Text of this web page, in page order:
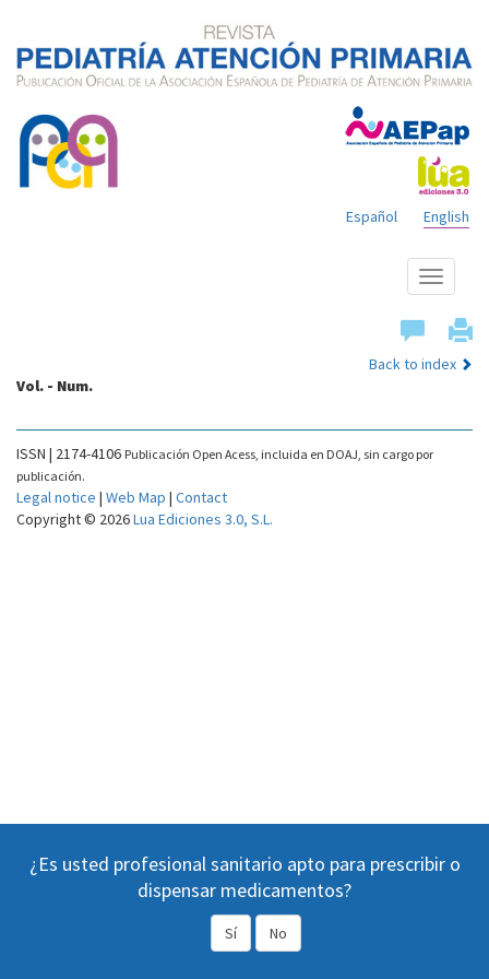
English
Español
Show
menu
Back to index
Vol. - Num.
¿Es usted profesional sanitario apto para prescribir o
dispensar medicamentos?
Sí No
ISSN | 2174-4106 Publicación Open Acess, incluida en DOAJ, sin cargo por
publicación.
Legal notice | Web Map | Contact
Copyright © 2026Lua Ediciones 3.0, S.L.